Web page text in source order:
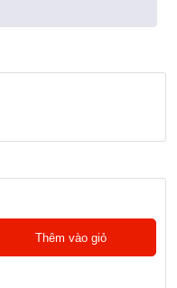
Thêm vào giỏ